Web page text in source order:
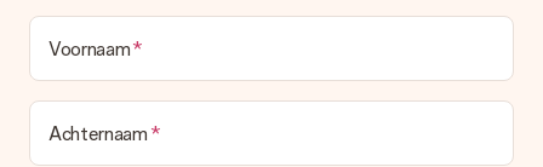
Voornaam
Achternaam